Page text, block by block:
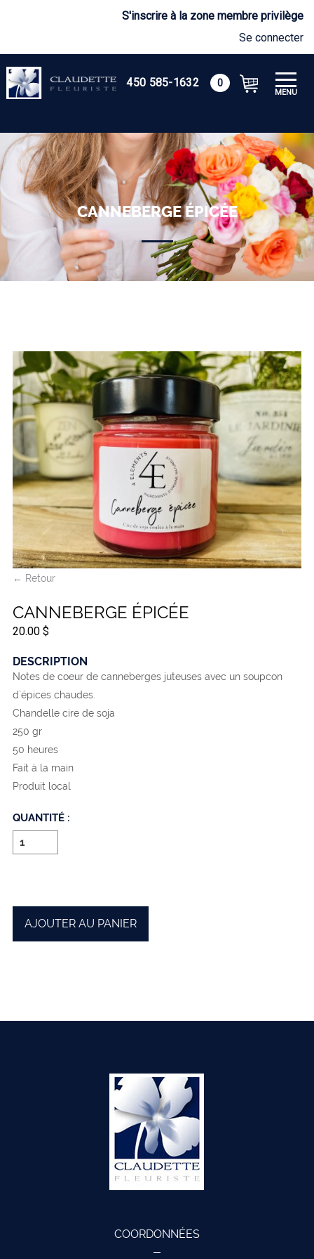
S'inscrire à la zone membre privilège
Se connecter
450 585-1632 0
CANNEBERGE ÉPICÉE
MENU
← Retour
CANNEBERGE ÉPICÉE
20.00 $
DESCRIPTION
Notes de coeur de canneberges juteuses avec un soupcon
d`épices chaudes.
Chandelle cire de soja
250 gr
50 heures
Fait à la main
Produit local
QUANTITÉ :
AJOUTER AU PANIER
COORDONNÉES